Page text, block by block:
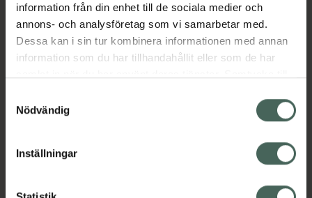
information från din enhet till de sociala medier och
annons- och analysföretag som vi samarbetar med.
Dessa kan i sin tur kombinera informationen med annan
information som du har tillhandahållit eller som de har
återkalla ditt samtycke via webbplatsens
cookieinställningar. Ett återkallat samtycke påverkar inte
lagligheten av behandling som skett innan återkallelsen.
Nödvändig
Inställningar
användning.
EAN:
07319900973301